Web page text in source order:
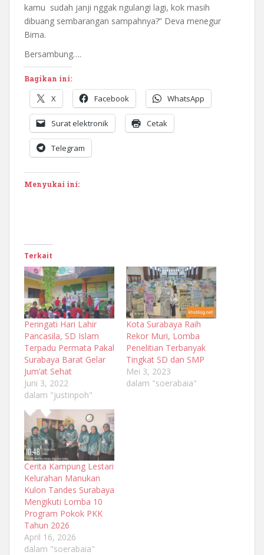
kamu sudah janji nggak ngulangi lagi, kok masih
dibuang sembarangan sampahnya?” Deva menegur
Bima.
Bersambung….
Bagikan ini:
X Facebook WhatsApp
Surat elektronik Cetak
Telegram
Menyukai ini:
Terkait
Peringati Hari Lahir
Pancasila, SD Islam
Terpadu Permata Pakal
Surabaya Barat Gelar
Jum’at Sehat
Juni 3, 2022
dalam "justinpoh"
Kota Surabaya Raih
Rekor Muri, Lomba
Penelitian Terbanyak
Tingkat SD dan SMP
Mei 3, 2023
dalam "soerabaia"
Cerita Kampung Lestari
Kelurahan Manukan
Kulon Tandes Surabaya
Mengikuti Lomba 10
Program Pokok PKK
Tahun 2026
April 16, 2026
dalam "soerabaia"